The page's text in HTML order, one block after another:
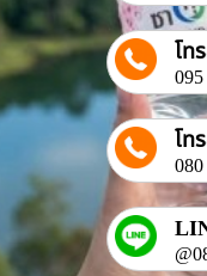
โท
095
โท
080